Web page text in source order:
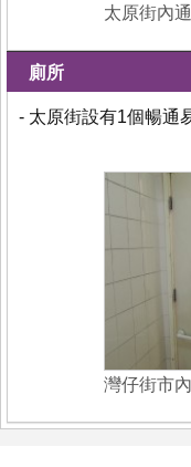
太原街內
廁所
- 太原街設有1個暢通
灣仔街市